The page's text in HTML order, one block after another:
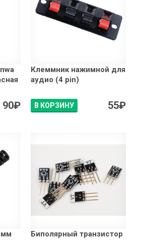
90₽
Клеммник нажимной для
аудио (4 pin)
В КОРЗИНУ 55₽
мм
Биполярный транзистор